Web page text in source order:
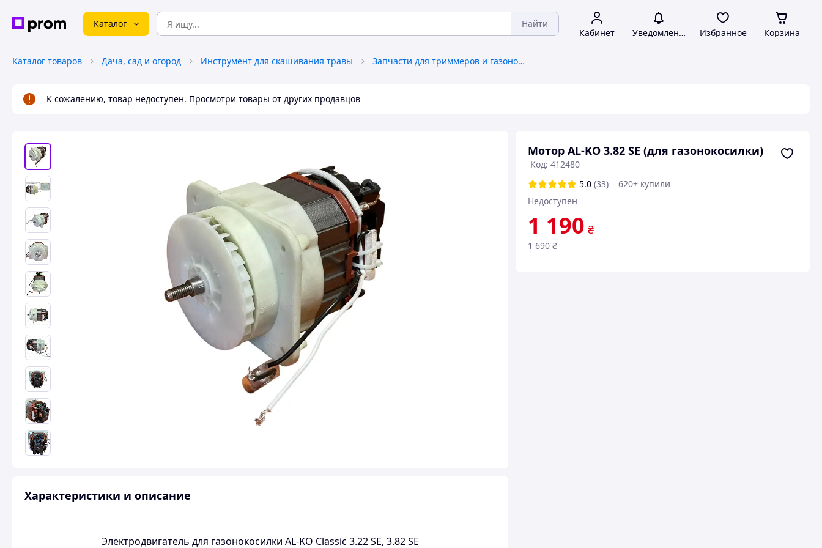
Каталог Найти
Кабинет Уведомления Избранное Корзина
Каталог товаров Дача, сад и огород Инструмент для скашивания травы Запчасти для триммеров и газонокосилок
К сожалению, товар недоступен. Просмотри товары от других продавцов
Мотор AL-KO 3.82 SE (для газонокосилки)
Код: 412480
5.0 (33)
620+ купили
Недоступен
1 190 ₴
1 690 ₴
Характеристики и описание
Электродвигатель для газонокосилки AL-KO Classic 3.22 SE, 3.82 SE